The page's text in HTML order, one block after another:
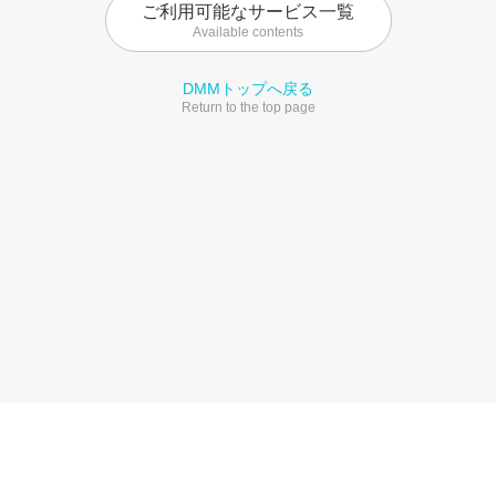
ご利用可能なサービス一覧
Available contents
DMMトップへ戻る
Return to the top page